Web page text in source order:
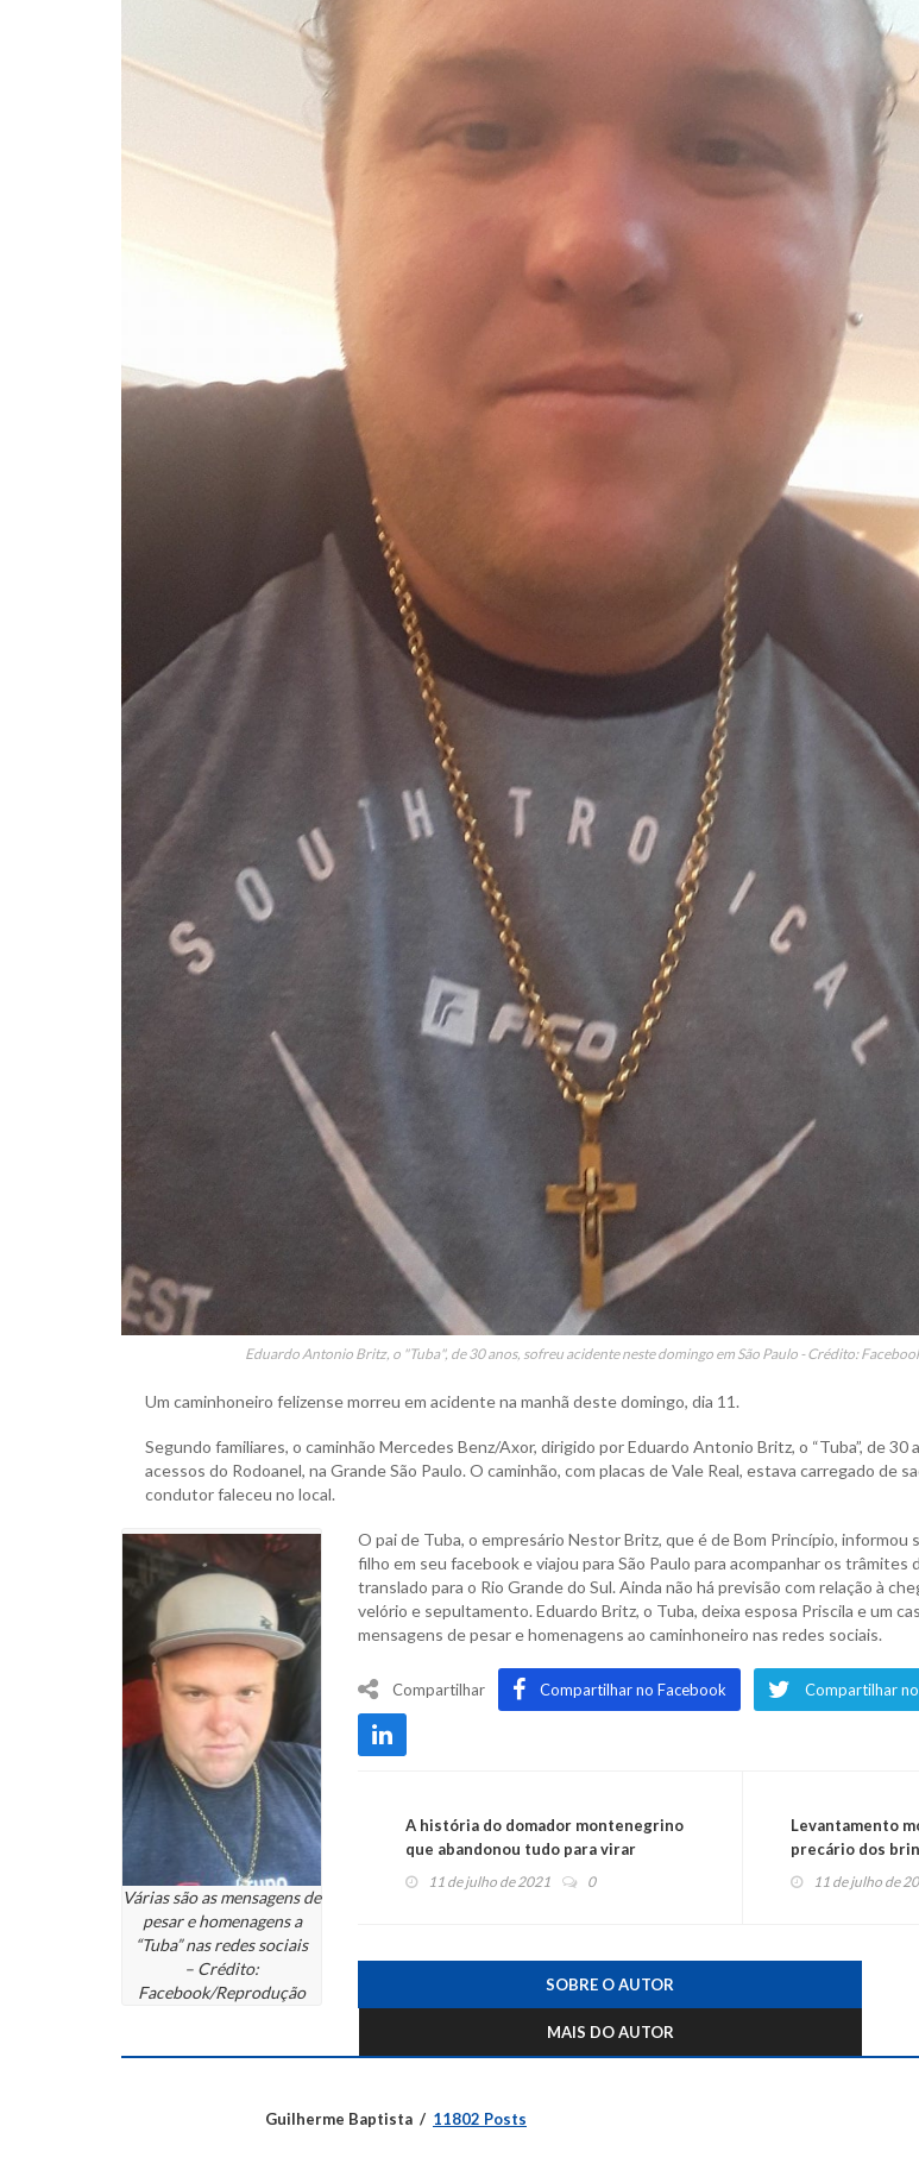
Eduardo Antonio Britz, o "Tuba", de 30 anos, sofreu acidente neste domingo em São Paulo - Crédito:
Um caminhoneiro felizense morreu em acidente na manhã deste domingo, dia 11.
Segundo familiares, o caminhão Mercedes Benz/Axor, dirigido por Eduardo Antonio Britz, o “Tuba”, de 30
acessos do Rodoanel, na Grande São Paulo. O caminhão, com placas de Vale Real, estava carregado de
condutor faleceu no local.
Várias são as mensagens de
pesar e homenagens a
“Tuba” nas redes sociais
– Crédito:
Facebook/Reprodução
O pai de Tuba, o empresário Nestor Britz, que é de Bom Princípio, informou
filho em seu facebook e viajou para São Paulo para acompanhar os trâmites
translado para o Rio Grande do Sul. Ainda não há previsão com relação à
velório e sepultamento. Eduardo Britz, o Tuba, deixa esposa Priscila e um
mensagens de pesar e homenagens ao caminhoneiro nas redes sociais.
Compartilhar Compartilhar no Facebook Compartilhar
A história do domador montenegrino
que abandonou tudo para virar
“encantador de cavalos”
11 de julho de 2021 0
Levantamento
precário dos
pracinhas do Caí
11 de julho de
SOBRE O AUTOR
MAIS DO AUTOR
Guilherme Baptista 11802 Posts